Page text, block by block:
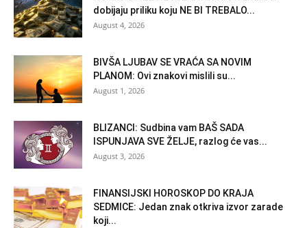
dobijaju priliku koju NE BI TREBALO...
August 4, 2026
BIVŠA LJUBAV SE VRAĆA SA NOVIM
PLANOM: Ovi znakovi mislili su...
August 1, 2026
BLIZANCI: Sudbina vam BAŠ SADA
ISPUNJAVA SVE ŽELJE, razlog će vas...
August 3, 2026
FINANSIJSKI HOROSKOP DO KRAJA
SEDMICE: Jedan znak otkriva izvor zarade
koji...